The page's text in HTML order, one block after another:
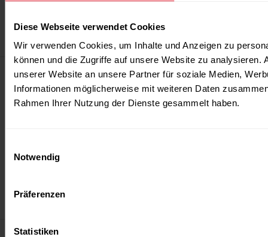
Diese Webseite verwendet Cookies
Wir verwenden Cookies, um Inhalte und Anzeigen zu
können und die Zugriffe auf unsere Website zu
unserer Website an unsere Partner für soziale Medien,
Informationen möglicherweise mit weiteren Daten
Rahmen Ihrer Nutzung der Dienste gesammelt haben.
Notwendig
Präferenzen
Statistiken
Kontakt
Verbinden Sie sich mit uns